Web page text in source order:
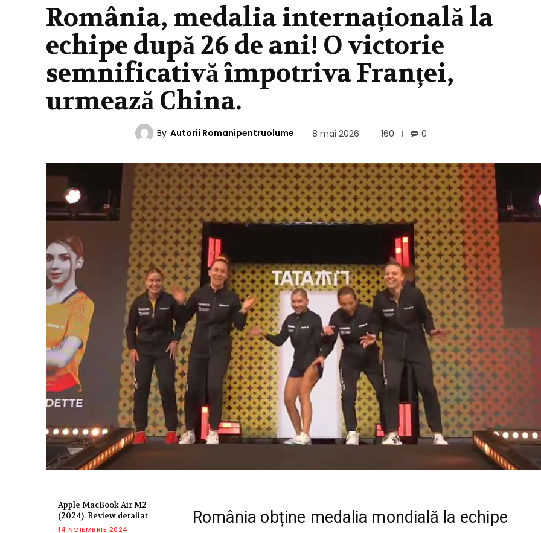
România, medalia internațională la
echipe după 26 de ani! O victorie
semnificativă împotriva Franței,
urmează China.
By Autorii Romanipentruolume 8 mai 2026 160 0
Apple MacBook Air M2
(2024). Review detaliat
14 NOIEMBRIE 2024
România obține medalia mondială la echipe